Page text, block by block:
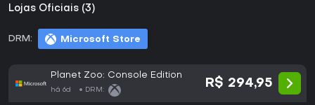
Lojas Oficiais (3)
DRM: Microsoft Store
Planet Zoo: Console Edition
há 6d DRM:
R$ 294,95